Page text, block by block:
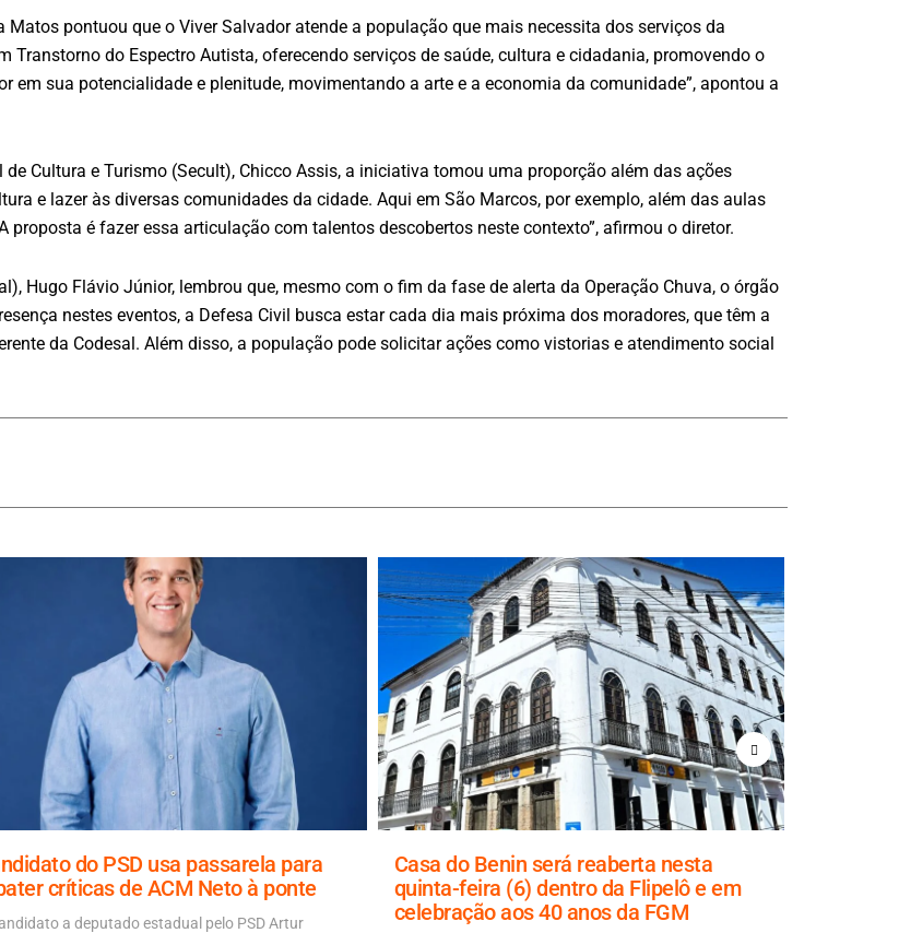
pontuou que o Viver Salvador atende a população que mais necessita dos serviços da
Transtorno do Espectro Autista, oferecendo serviços de saúde, cultura e cidadania, promovendo o
em sua potencialidade e plenitude, movimentando a arte e a economia da comunidade”, apontou a
Cultura e Turismo (Secult), Chicco Assis, a iniciativa tomou uma proporção além das ações
e lazer às diversas comunidades da cidade. Aqui em São Marcos, por exemplo, além das aulas
é fazer essa articulação com talentos descobertos neste contexto”, afirmou o diretor.
Hugo Flávio Júnior, lembrou que, mesmo com o fim da fase de alerta da Operação Chuva, o órgão
nestes eventos, a Defesa Civil busca estar cada dia mais próxima dos moradores, que têm a
da Codesal. Além disso, a população pode solicitar ações como vistorias e atendimento social
do PSD usa passarela para
críticas de ACM Neto à ponte
a deputado estadual pelo PSD Artur
Casa do Benin será reaberta nesta
quinta-feira (6) dentro da Flipelô e em
celebração aos 40 anos da FGM